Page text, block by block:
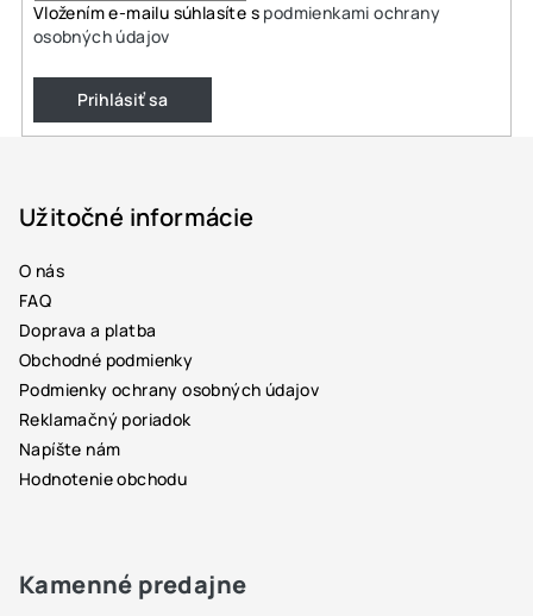
Vložením e-mailu súhlasíte s podmienkami ochrany
osobných údajov
Prihlásiť sa
Užitočné informácie
O nás
FAQ
Doprava a platba
Obchodné podmienky
Podmienky ochrany osobných údajov
Reklamačný poriadok
Napíšte nám
Hodnotenie obchodu
Kamenné predajne